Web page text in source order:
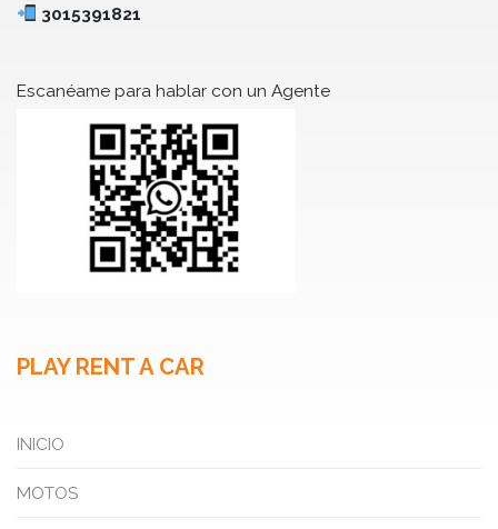
3015391821
Escanéame para hablar con un Agente
PLAY RENT A CAR
INICIO
MOTOS